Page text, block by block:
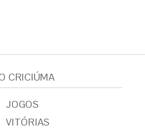
CRICIÚMA
JOGOS
VITÓRIAS